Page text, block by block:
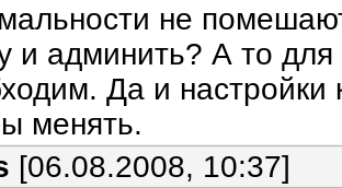
не
и админить? А то для
Да и настройки
менять.
[06.08.2008, 10:37]